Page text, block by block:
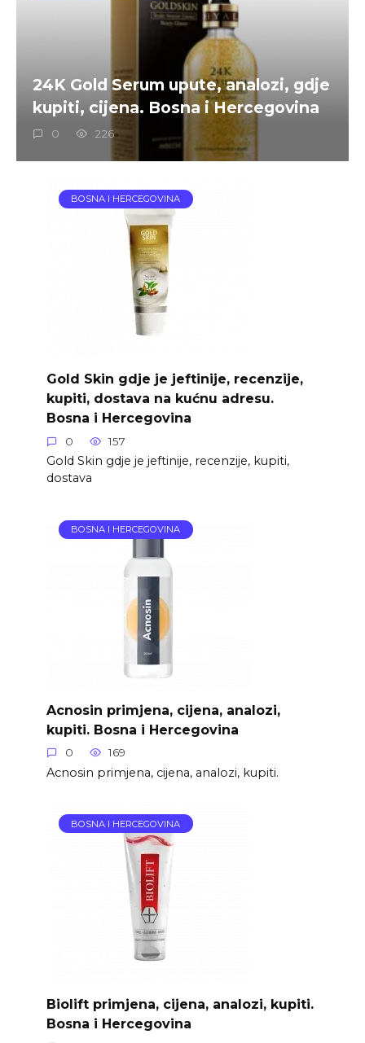
24K Gold Serum upute, analozi, gdje
kupiti, cijena. Bosna i Hercegovina
0 226
BOSNA I HERCEGOVINA
Gold Skin gdje je jeftinije, recenzije,
kupiti, dostava na kućnu adresu.
Bosna i Hercegovina
0 157
Gold Skin gdje je jeftinije, recenzije, kupiti,
dostava
BOSNA I HERCEGOVINA
Acnosin primjena, cijena, analozi,
kupiti. Bosna i Hercegovina
0 169
Acnosin primjena, cijena, analozi, kupiti.
BOSNA I HERCEGOVINA
Biolift primjena, cijena, analozi, kupiti.
Bosna i Hercegovina